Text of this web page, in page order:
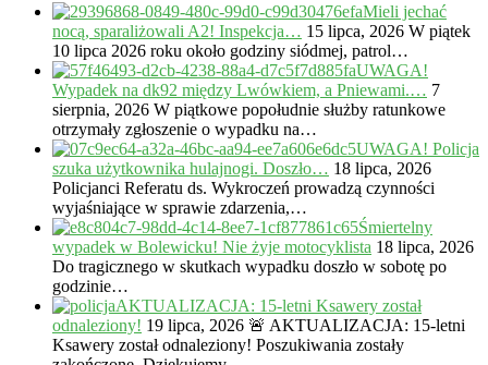
Mieli jechać
nocą, sparaliżowali A2! Inspekcja… 15 lipca, 2026 W piątek
10 lipca 2026 roku około godziny siódmej, patrol…
UWAGA!
Wypadek na dk92 między Lwówkiem, a Pniewami.… 7
sierpnia, 2026 W piątkowe popołudnie służby ratunkowe
otrzymały zgłoszenie o wypadku na…
UWAGA! Policja
szuka użytkownika hulajnogi. Doszło… 18 lipca, 2026
Policjanci Referatu ds. Wykroczeń prowadzą czynności
wyjaśniające w sprawie zdarzenia,…
Śmiertelny
wypadek w Bolewicku! Nie żyje motocyklista 18 lipca, 2026
Do tragicznego w skutkach wypadku doszło w sobotę po
godzinie…
AKTUALIZACJA: 15-letni Ksawery został
odnaleziony! 19 lipca, 2026 🚨 AKTUALIZACJA: 15-letni
Ksawery został odnaleziony! Poszukiwania zostały